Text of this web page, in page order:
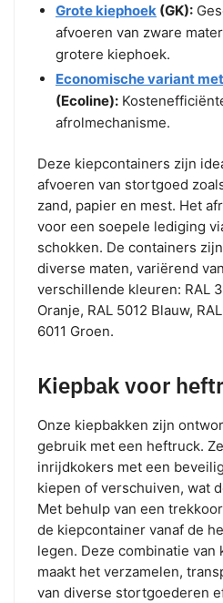
Grote kiephoek (GK):
afvoeren van zware
grotere kiephoek.
Economische variant
(Ecoline):
afrolmechanisme.
Deze kiepcontainers zijn
afvoeren van stortgoed
zand, papier en mest. Het
voor een soepele lediging
schokken. De containers
diverse maten, variërend
verschillende kleuren: RAL
Oranje, RAL 5012 Blauw,
6011 Groen.
Kiepbak voor
Onze kiepbakken zijn
gebruik met een heftruck.
inrijdkokers met een
kiepen of verschuiven, wat
Met behulp van een
de kiepcontainer vanaf de
legen. Deze combinatie van
maakt het verzamelen,
van diverse stortgoederen